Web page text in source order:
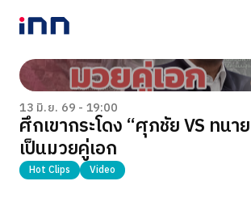
NEWS
ENTERTAINMENT
LIFESTYLE
HOROSCOPE
LOTTERY
VIDEO
13 มิ.ย. 69 - 19:00
ศึกเขากระโดง “ศุภชัย VS ทนา
เป็นมวยคู่เอก
Hot Clips Video